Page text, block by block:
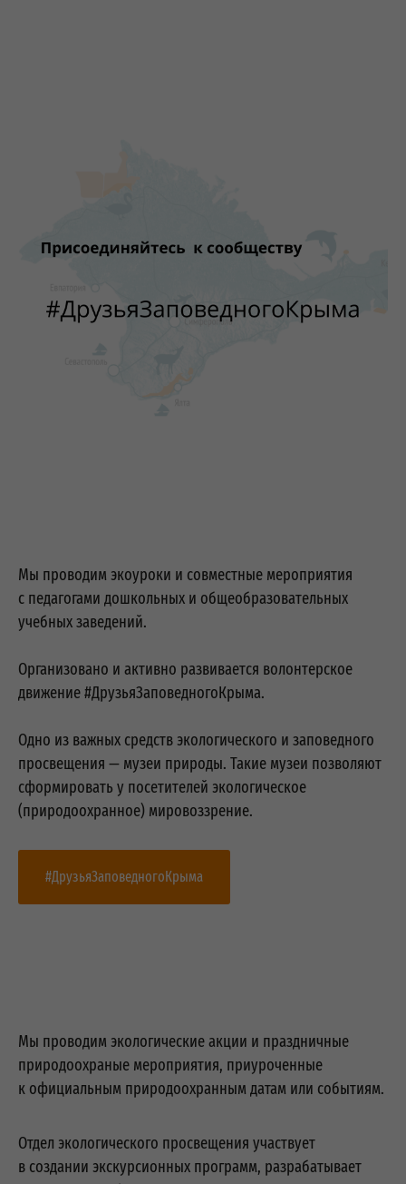
Мы проводим экоуроки и совместные мероприятия
с педагогами дошкольных и общеобразовательных
учебных заведений.
Организовано и активно развивается волонтерское
движение #ДрузьяЗаповедногоКрыма.
Одно из важных средств экологического и заповедного
просвещения — музеи природы. Такие музеи позволяют
сформировать у посетителей экологическое
(природоохранное) мировоззрение.
#ДрузьяЗаповедногоКрыма
Мы проводим экологические акции и праздничные
природоохраные мероприятия, приуроченные
к официальным природоохранным датам или событиям.
Отдел экологического просвещения участвует
в создании экскурсионных программ, разрабатывает